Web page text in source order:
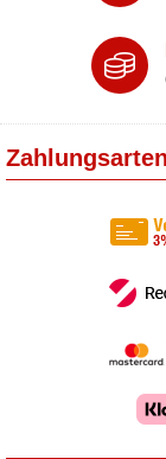
Zahlungsarten